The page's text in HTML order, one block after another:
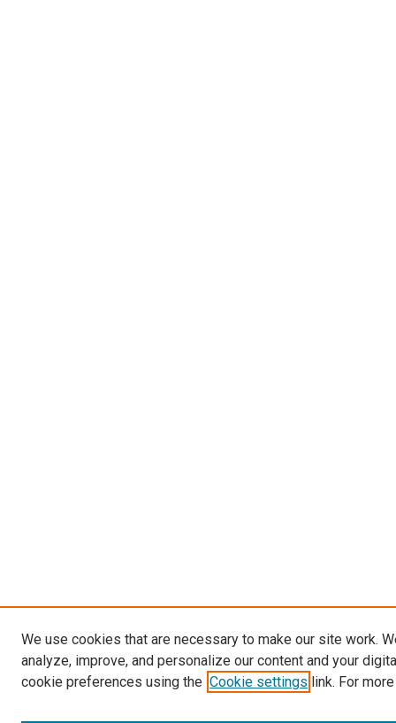
We use cookies that are necessary to make our site work.
analyze, improve, and personalize our content and your
cookie preferences using the Cookie settings link. For